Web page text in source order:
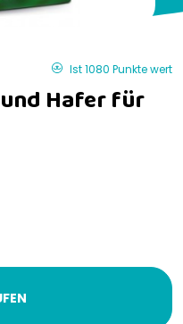
Ist 1080 Punkte wert
Hafer für